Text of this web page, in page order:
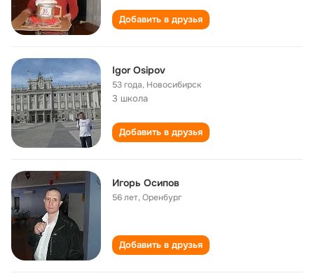
Добавить в друзья
Igor Osipov
53 года, Новосибирск
3 школа
Добавить в друзья
Игорь Осипов
56 лет,Оренбург
Добавить в друзья